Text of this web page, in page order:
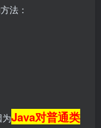
法：
Java对普通类